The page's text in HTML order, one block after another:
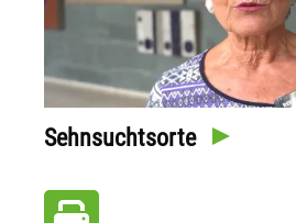
Sehnsuchtsorte